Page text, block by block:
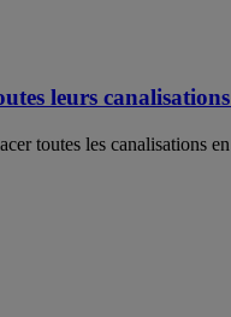
leurs
toutes les canalisations